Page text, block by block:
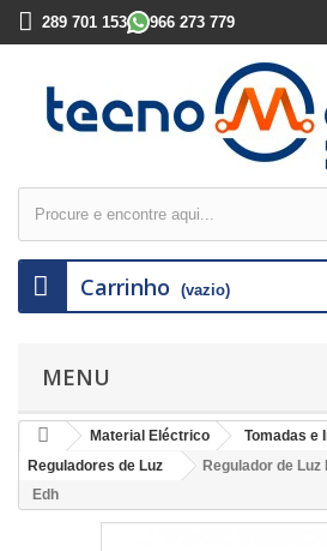
289 701 153 966 273 779
Carrinho (vazio)
MENU
Material Eléctrico
Tomadas e
Reguladores de Luz
Regulador de
Edh